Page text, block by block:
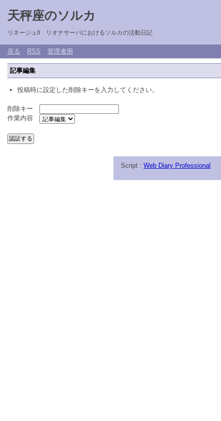
天秤座のソルカ
リネージュII リオナサーバにおけるソルカの活動日記
戻る RSS 管理者用
記事編集
投稿時に設定した削除キーを入力してください。
削除キー
作業内容
Script : Web Diary Professional